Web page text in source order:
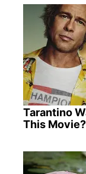
Tarantino
This Movie?